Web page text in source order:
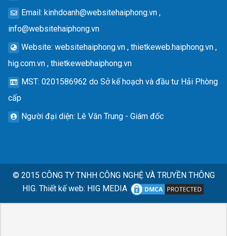
Email : kinhdoanh@websitehaiphong.vn ,
info@websitehaiphong.vn
Website: websitehaiphong.vn , thietkeweb.haiphong.vn ,
hig.com.vn , thietkewebhaiphong.vn
MST: 0201586962 do Sở kế hoạch và đầu tư Hải Phòng
cấp
Người đại diện: Lê Văn Trung - Giám đốc
© 2015 CÔNG TY TNHH CÔNG NGHỆ VÀ TRUYỀN THÔNG
HIG. Thiết kế web: HIG MEDIA